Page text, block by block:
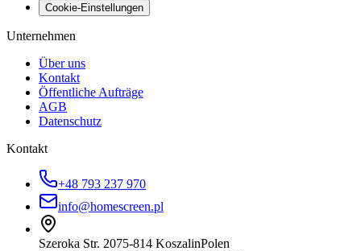
Cookie-Einstellungen
Unternehmen
Über uns
Kontakt
Öffentliche Aufträge
AGB
Datenschutz
Kontakt
+48 793 237 970
info@homescreen.pl
Szeroka Str. 2075-814 KoszalinPolen